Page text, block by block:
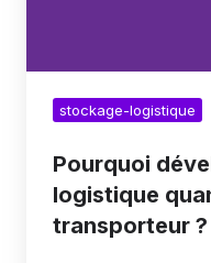
stockage-logistique
Pourquoi
logistique
transporteur ?